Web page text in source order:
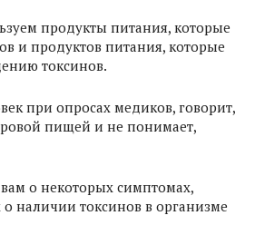
продукты питания, которые
и продуктов питания, которые
токсинов.
при опросах медиков, говорит,
пищей и не понимает,
о некоторых симптомах,
наличии токсинов в организме